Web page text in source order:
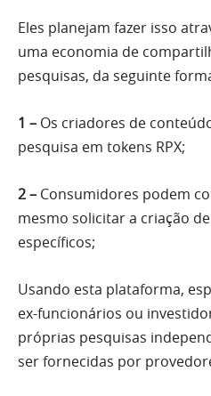
Eles planejam fazer isso
uma economia de
pesquisas, da seguinte
1 – Os criadores de
pesquisa em tokens RPX;
2 – Consumidores podem
mesmo solicitar a criação
específicos;
Usando esta plataforma,
ex-funcionários ou
próprias pesquisas
ser fornecidas por